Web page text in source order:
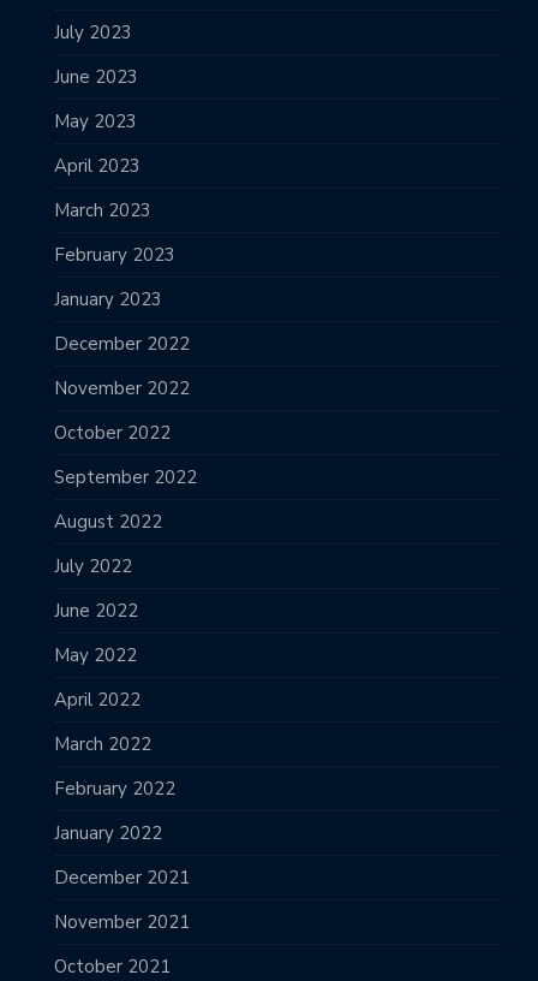
July 2023
June 2023
May 2023
April 2023
March 2023
February 2023
January 2023
December 2022
November 2022
October 2022
September 2022
August 2022
July 2022
June 2022
May 2022
April 2022
March 2022
February 2022
January 2022
December 2021
November 2021
October 2021